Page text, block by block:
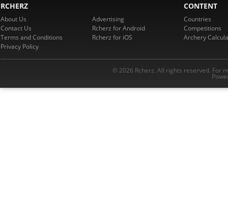
RCHERZ
About Us
Contact Us
Terms and Conditions
Privacy Policy
Advertising
Rcherz for Android
Rcherz for iOS
CONTENT
Countries
Competitions
Archery
© 2026 Rcherz. All rights reserved. For